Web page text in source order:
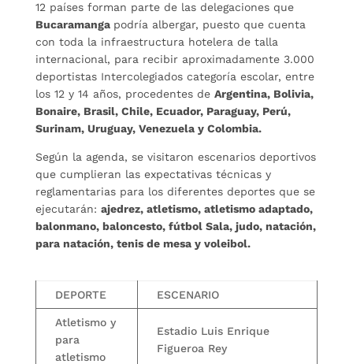
12 países forman parte de las delegaciones que
Bucaramanga podría albergar, puesto que cuenta
con toda la infraestructura hotelera de talla
internacional, para recibir aproximadamente 3.000
deportistas Intercolegiados categoría escolar, entre
los 12 y 14 años, procedentes de Argentina, Bolivia,
Bonaire, Brasil, Chile, Ecuador, Paraguay, Perú,
Surinam, Uruguay, Venezuela y Colombia.
Según la agenda, se visitaron escenarios deportivos
que cumplieran las expectativas técnicas y
reglamentarias para los diferentes deportes que se
ejecutarán: ajedrez, atletismo, atletismo adaptado,
balonmano, baloncesto, fútbol Sala, judo, natación,
para natación, tenis de mesa y voleibol.
DEPORTE ESCENARIO
Atletismo y
para
atletismo
Estadio Luis Enrique
Figueroa Rey